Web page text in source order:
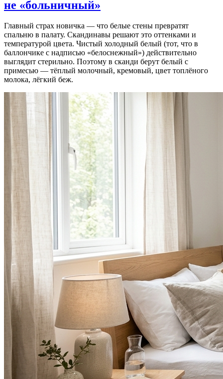
не «больничный»
Главный страх новичка — что белые стены превратят
спальню в палату. Скандинавы решают это оттенками и
температурой цвета. Чистый холодный белый (тот, что в
баллончике с надписью «белоснежный») действительно
выглядит стерильно. Поэтому в сканди берут белый с
примесью — тёплый молочный, кремовый, цвет топлёного
молока, лёгкий беж.